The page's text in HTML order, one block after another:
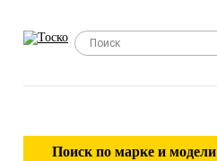
Поиск по марке и модели